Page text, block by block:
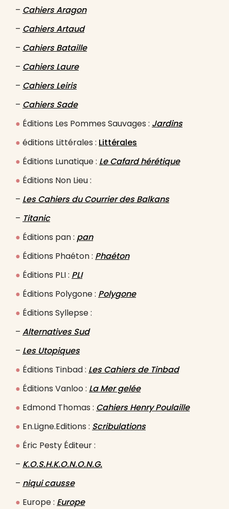
– Cahiers Aragon
– Cahiers Artaud
– Cahiers Bataille
– Cahiers Laure
– Cahiers Leiris
– Cahiers Sade
● Éditions Les Pommes Sauvages : Jardins
● éditions Littérales : Littérales
● Éditions Lunatique : Le Cafard hérétique
● Éditions Non Lieu :
– Les Cahiers du Courrier des Balkans
– Titanic
● Éditions pan : pan
● Éditions Phaéton : Phaéton
● Éditions PLI : PLI
● Éditions Polygone : Polygone
● Éditions Syllepse :
– Alternatives Sud
– Les Utopiques
● Éditions Tinbad : Les Cahiers de Tinbad
● Éditions Vanloo : La Mer gelée
● Edmond Thomas : Cahiers Henry Poulaille
● En.Ligne.Editions : Scribulations
● Éric Pesty Éditeur :
– K.O.S.H.K.O.N.O.N.G.
– niqui causse
● Europe : Europe